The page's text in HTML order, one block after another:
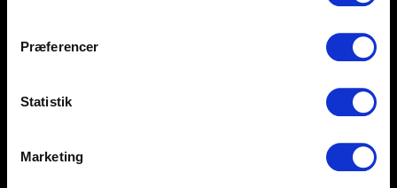
Præferencer
Statistik
Marketing